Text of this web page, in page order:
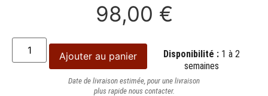
98,00 €
Ajouter au panier Disponibilité : 1 à 2
semaines
Date de livraison estimée, pour une livraison
plus rapide nous contacter.